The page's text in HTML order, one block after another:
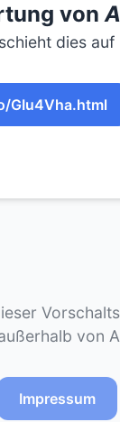
von
dies
GIu4Vha.html
von
Impressum